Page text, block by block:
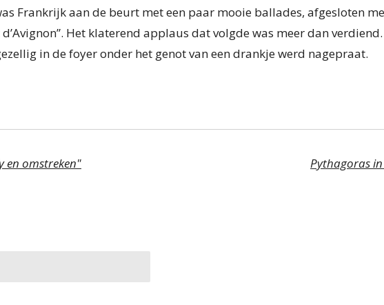
Frankrijk aan de beurt met een paar mooie ballades, afgesloten
Het klaterend applaus dat volgde was meer dan
in de foyer onder het genot van een drankje werd nagepraat.
en omstreken" Pythagoras